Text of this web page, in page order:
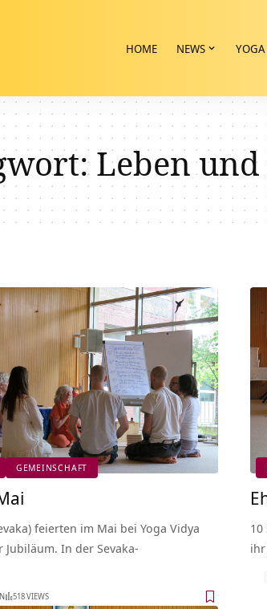
HOME NEWS
Leben
GEMEINSCHAFT
feierten im Mai bei Yoga Vidya
In der Sevaka-
518 VIEWS
10